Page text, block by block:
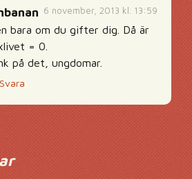
6 november, 2013 kl. 13:59
bara om du gifter dig. Då är
= 0.
på det, ungdomar.
Svara